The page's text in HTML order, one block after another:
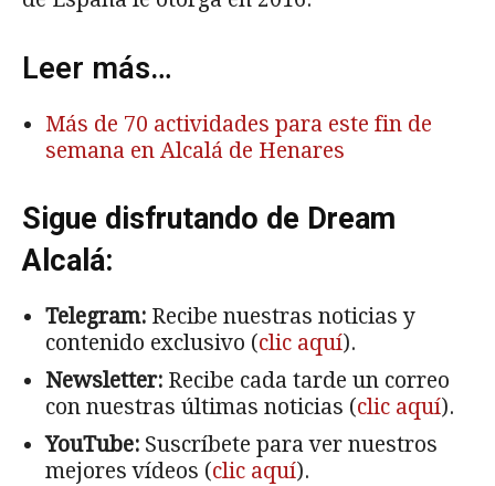
Leer más…
Más de 70 actividades para este fin de
semana en Alcalá de Henares
Sigue disfrutando de Dream
Alcalá:
Telegram: Recibe nuestras noticias y
contenido exclusivo (clic aquí).
Newsletter: Recibe cada tarde un correo
con nuestras últimas noticias (clic aquí).
YouTube: Suscríbete para ver nuestros
mejores vídeos (clic aquí).